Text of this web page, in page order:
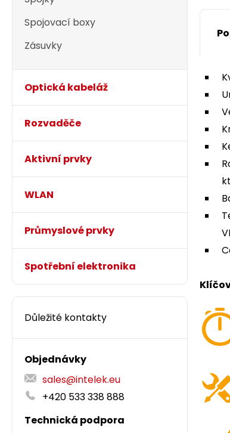
Spojovací boxy
Zásuvky
Optická kabeláž
Rozvaděče
Aktivní prvky
WLAN
Průmyslové prvky
Spotřební elektronika
Důležité kontakty
Objednávky
sales@intelek.eu
+420 533 338 888
Technická podpora